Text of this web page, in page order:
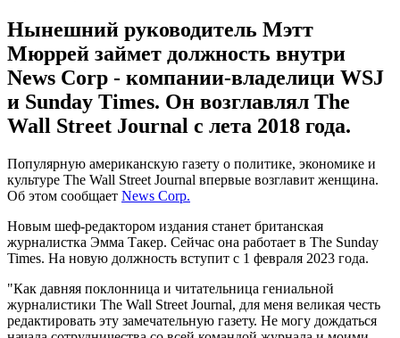
Нынешний руководитель Мэтт
Мюррей займет должность внутри
News Corp - компании-владелици WSJ
и Sunday Times. Он возглавлял The
Wall Street Journal с лета 2018 года.
Популярную американскую газету о политике, экономике и
культуре The Wall Street Journal впервые возглавит женщина.
Об этом сообщает News Corp.
Новым шеф-редактором издания станет британская
журналистка Эмма Такер. Сейчас она работает в The Sunday
Times. На новую должность вступит с 1 февраля 2023 года.
"Как давняя поклонница и читательница гениальной
журналистики The Wall Street Journal, для меня великая честь
редактировать эту замечательную газету. Не могу дождаться